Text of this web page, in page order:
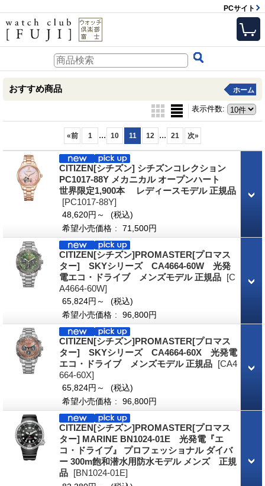
PCサイト
おすすめ商品 ホーム
表示件数:
«前 1 ... 10 11 12 ... 21 次»
CITIZEN[シチズン] シチズンコレクション
PC1017-88Y メカニカル オープンハート
世界限定1,900本 レディースモデル 正規品
[PC1017-88Y]
48,620円～
(税込)
希望小売価格 : 71,500円
CITIZEN[シチズン]PROMASTER[プロマス
ター] SKYシリーズ CA4664-60W 光発
電エコ・ドライブ メンズモデル 正規品 [C
A4664-60W]
65,824円～
(税込)
希望小売価格 : 96,800円
CITIZEN[シチズン]PROMASTER[プロマス
ター] SKYシリーズ CA4664-60X 光発電
エコ・ドライブ メンズモデル 正規品 [CA4
664-60X]
65,824円～
(税込)
希望小売価格 : 96,800円
CITIZEN[シチズン]PROMASTER[プロマス
ター] MARINE BN1024-01E 光発電『エ
コ・ドライブ』 プロフェッショナル ダイバ
ー 300m飽和潜水用防水モデル メンズ 正規
品 [BN1024-01E]